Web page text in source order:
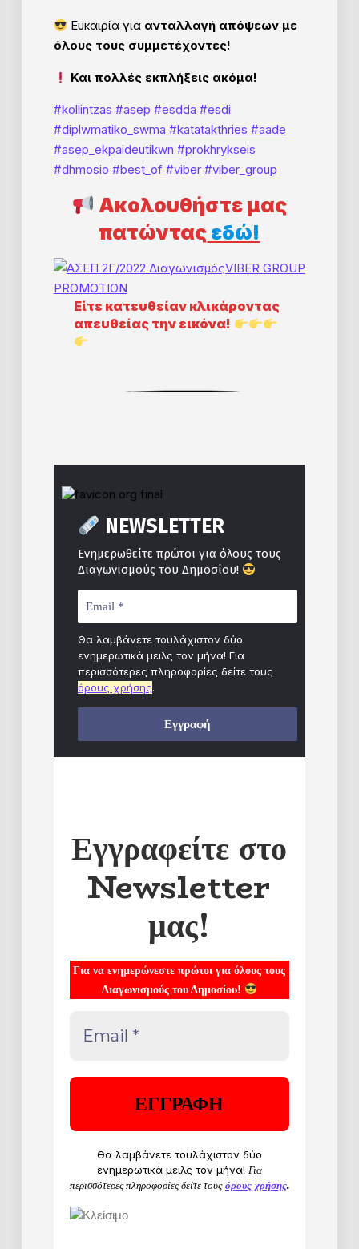
Ευκαιρία για ανταλλαγή απόψεων με
όλους τους συμμετέχοντες!
Και πολλές εκπλήξεις ακόμα!
#kollintzas #asep #esdda #esdi
#diplwmatiko_swma #katatakthries #aade
#asep_ekpaideutikwn #prokhrykseis
#dhmosio #best_of#viber #viber_group
Ακολουθήστε μας
πατώντας εδώ!
Eίτε κατευθείαν κλικάροντας
απευθείας την εικόνα!
NEWSLETTER
Ενημερωθείτε πρώτοι για όλους τους
Διαγωνισμούς του Δημοσίου!
Θα λαμβάνετε τουλάχιστον δύο
ενημερωτικά μειλς τον μήνα! Για
περισσότερες πληροφορίες δείτε τους
όρους χρήσης.
Εγγραφείτε στο
Newsletter
μας!
Για να ενημερώνεστε πρώτοι για όλους τους
Διαγωνισμούς του Δημοσίου!
Θα λαμβάνετε τουλάχιστον δύο
ενημερωτικά μειλς τον μήνα! Για
περισσότερες πληροφορίες δείτε τους όρους χρήσης.